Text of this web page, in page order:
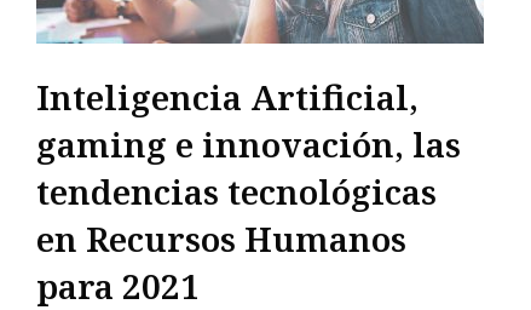
Inteligencia Artificial,
gaming e innovación, las
tendencias tecnológicas
en Recursos Humanos
para 2021